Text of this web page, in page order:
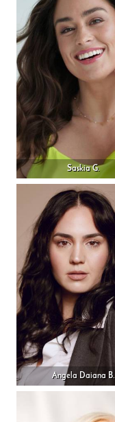
Saskia G.
Angela Daiana B.